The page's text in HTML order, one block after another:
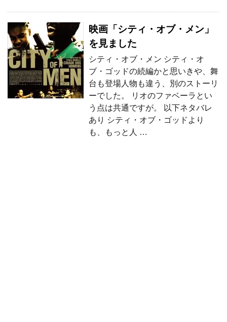
映画「シティ・オブ・メン」
を見ました
シティ・オブ・メン シティ・オ
ブ・ゴッドの続編かと思いきや、舞
台も登場人物も違う、別のストーリ
ーでした。 リオのファベーラとい
う点は共通ですが。 以下ネタバレ
あり シティ・オブ・ゴッドより
も、もっと人 …